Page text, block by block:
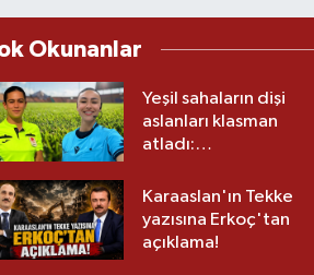
Okunanlar
Yeşil sahaların dişi
aslanları klasman
atladı:
üst lige iki transfer!
Karaaslan'ın Tekke
yazısına Erkoç'tan
açıklama!